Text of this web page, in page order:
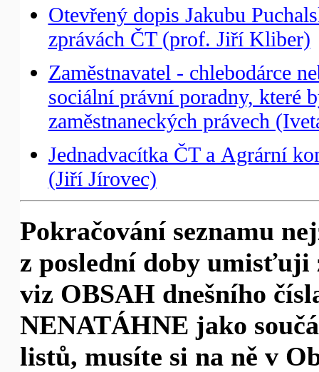
Otevřený dopis Jakubu
zprávách ČT (prof. Jiří Kliber)
Zaměstnavatel - chlebodárce
sociální právní poradny, které
zaměstnaneckých právech
Jednadvacítka ČT a Agrární
(Jiří Jírovec)
Pokračování seznamu
z poslední doby
viz OBSAH dnešního
NENATÁHNE jako
listů, musíte si na ně v